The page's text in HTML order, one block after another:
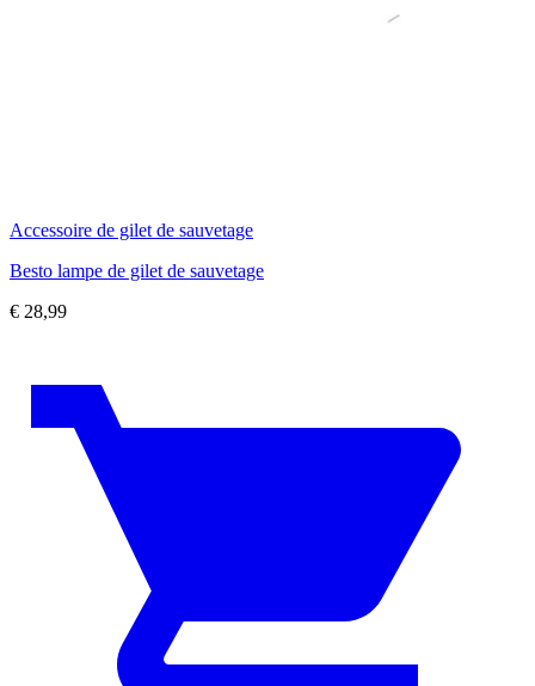
Accessoire de gilet de sauvetage
Besto lampe de gilet de sauvetage
€ 28,99